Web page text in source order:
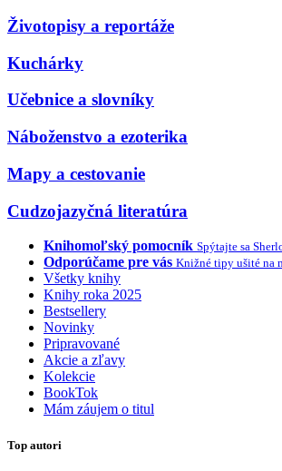
Životopisy a reportáže
Kuchárky
Učebnice a slovníky
Náboženstvo a ezoterika
Mapy a cestovanie
Cudzojazyčná literatúra
Knihomoľský pomocník Spýtajte sa
Odporúčame pre vás Knižné tipy ušité na
Všetky knihy
Knihy roka 2025
Bestsellery
Novinky
Pripravované
Akcie a zľavy
Kolekcie
BookTok
Mám záujem o titul
Top autori